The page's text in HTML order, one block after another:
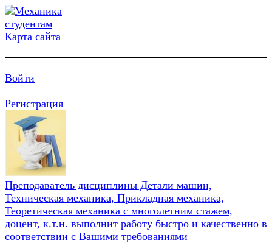
Карта сайта
Войти
Регистрация
Преподаватель дисциплины Детали машин,
Техническая механика, Прикладная механика,
Теоретическая механика с многолетним стажем,
доцент, к.т.н. выполнит работу быстро и качественно в
соответствии с Вашими требованиями